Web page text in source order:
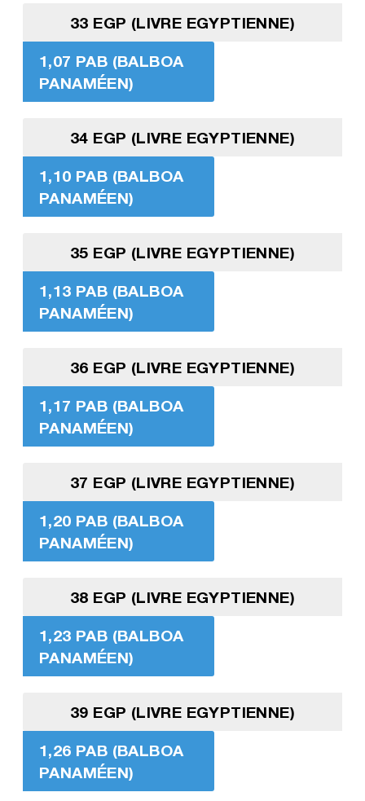
33 EGP (LIVRE EGYPTIENNE)
1,07 PAB (BALBOA
PANAMÉEN)
34 EGP (LIVRE EGYPTIENNE)
1,10 PAB (BALBOA
PANAMÉEN)
35 EGP (LIVRE EGYPTIENNE)
1,13 PAB (BALBOA
PANAMÉEN)
36 EGP (LIVRE EGYPTIENNE)
1,17 PAB (BALBOA
PANAMÉEN)
37 EGP (LIVRE EGYPTIENNE)
1,20 PAB (BALBOA
PANAMÉEN)
38 EGP (LIVRE EGYPTIENNE)
1,23 PAB (BALBOA
PANAMÉEN)
39 EGP (LIVRE EGYPTIENNE)
1,26 PAB (BALBOA
PANAMÉEN)